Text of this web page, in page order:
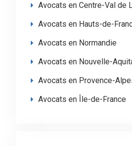
Avocats en Centre-Val de
Avocats en Hauts-de-
Avocats en Normandie
Avocats en Nouvelle-
Avocats en Provence-
Avocats en Île-de-France